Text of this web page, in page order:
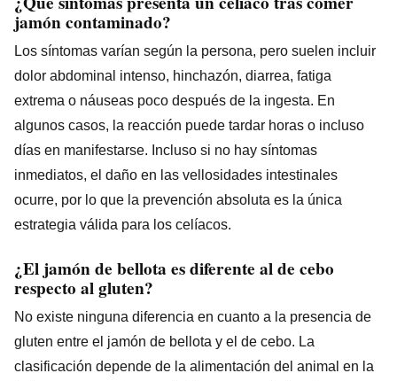
jamón contaminado?
Los síntomas varían según la persona, pero suelen incluir
dolor abdominal intenso, hinchazón, diarrea, fatiga
extrema o náuseas poco después de la ingesta. En
algunos casos, la reacción puede tardar horas o incluso
días en manifestarse. Incluso si no hay síntomas
inmediatos, el daño en las vellosidades intestinales
ocurre, por lo que la prevención absoluta es la única
estrategia válida para los celíacos.
¿El jamón de bellota es diferente al de cebo
respecto al gluten?
No existe ninguna diferencia en cuanto a la presencia de
gluten entre el jamón de bellota y el de cebo. La
clasificación depende de la alimentación del animal en la